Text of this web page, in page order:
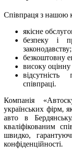
Співпраця з нашою
якісне
безпеку і
законодавству;
безкоштовну
високу оцінну
співпраці.
Компанія
українських фірм,
авто в
кваліфікованим
швидко,
конфіденційності.